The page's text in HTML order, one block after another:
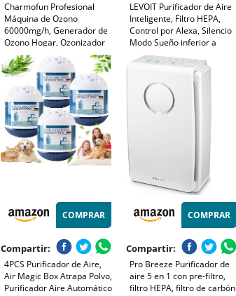
Charmofun Profesional
Máquina de Ozono
60000mg/h, Generador de
Ozono Hogar, Ozonizador
con Temporizador, Ozono
Hogar Purificador de Aire
para Garajes, Coche,
Mascotas (Azul)
LEVOIT Purificador de Aire
Inteligente, Filtro HEPA,
Control por Alexa, Silencio
Modo Sueño inferior a
24dB, Elimina 99,97% de
Alergia Polen Olor y Caspa
de Mascota,Blanco
COMPRAR
Compartir:
4PCS Purificador de Aire,
Air Magic Box Atrapa Polvo,
Purificador Aire Automático
COMPRAR
Compartir:
Pro Breeze Purificador de
aire 5 en 1 con pre-filtro,
filtro HEPA, filtro de carbón